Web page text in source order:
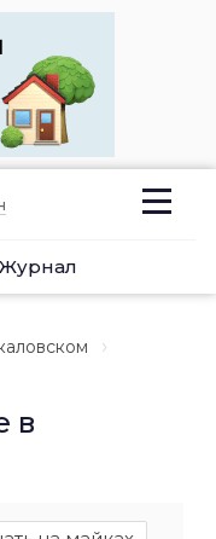
Журнал
в